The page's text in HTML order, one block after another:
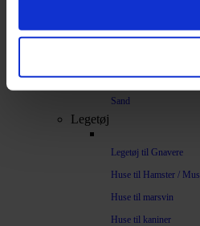
Spelt
Vat
Sand
Legetøj
Legetøj til Gnavere
Huse til Hamster / Mus
Huse til marsvin
Huse til kaniner